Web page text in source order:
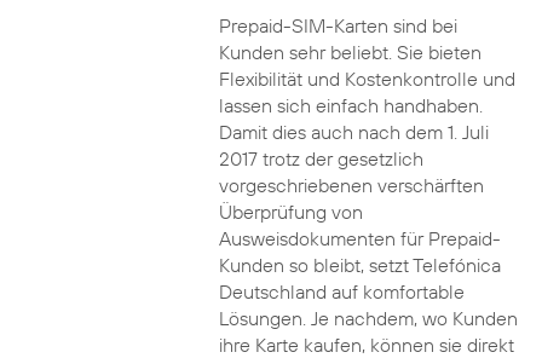
Prepaid-SIM-Karten sind bei
Kunden sehr beliebt. Sie bieten
Flexibilität und Kostenkontrolle und
lassen sich einfach handhaben.
Damit dies auch nach dem 1. Juli
2017 trotz der gesetzlich
vorgeschriebenen verschärften
Überprüfung von
Ausweisdokumenten für Prepaid-
Kunden so bleibt, setzt Telefónica
Deutschland auf komfortable
Lösungen. Je nachdem, wo Kunden
ihre Karte kaufen, können sie direkt